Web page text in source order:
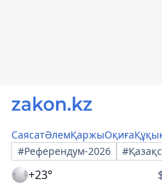
СаясатӘлемҚаржыОқиға
#Референдум-2026
+23°